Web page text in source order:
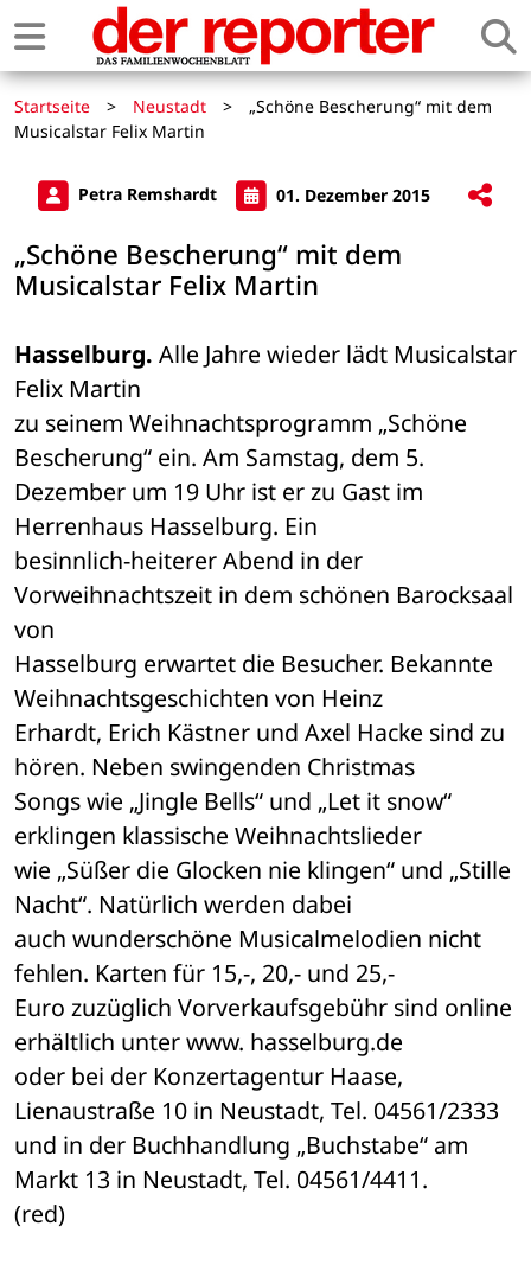
Startseite > Neustadt >
„Schöne Bescherung“ mit dem
Musicalstar Felix Martin
Petra Remshardt 01. Dezember 2015
„Schöne Bescherung“ mit dem
Musicalstar Felix Martin
Hasselburg. Alle Jahre wieder lädt Musicalstar
Felix Martin
zu seinem Weihnachtsprogramm „Schöne
Bescherung“ ein. Am Samstag, dem 5.
Dezember um 19 Uhr ist er zu Gast im
Herrenhaus Hasselburg. Ein
besinnlich-heiterer Abend in der
Vorweihnachtszeit in dem schönen Barocksaal
von
Hasselburg erwartet die Besucher. Bekannte
Weihnachtsgeschichten von Heinz
Erhardt, Erich Kästner und Axel Hacke sind zu
hören. Neben swingenden Christmas
Songs wie „Jingle Bells“ und „Let it snow“
erklingen klassische Weihnachtslieder
wie „Süßer die Glocken nie klingen“ und „Stille
Nacht“. Natürlich werden dabei
auch wunderschöne Musicalmelodien nicht
fehlen. Karten für 15,-, 20,- und 25,-
Euro zuzüglich Vorverkaufsgebühr sind online
erhältlich unter www. hasselburg.de
oder bei der Konzertagentur Haase,
Lienaustraße 10 in Neustadt, Tel. 04561/2333
und in der Buchhandlung „Buchstabe“ am
Markt 13 in Neustadt, Tel. 04561/4411.
(red)